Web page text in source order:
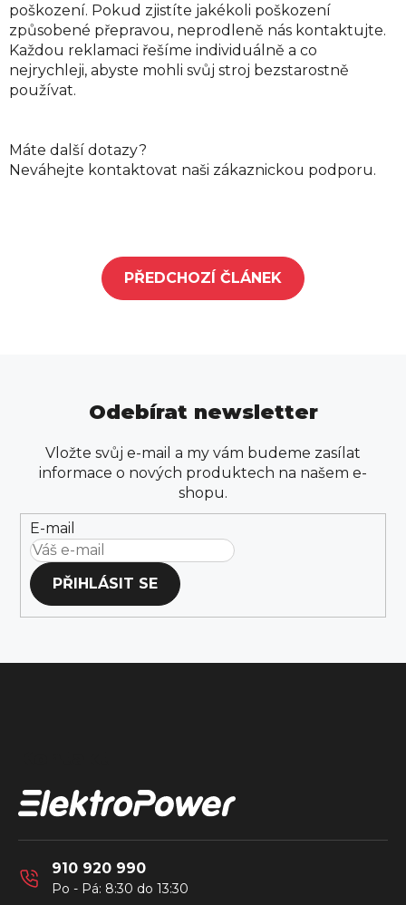
poškození. Pokud zjistíte jakékoli poškození
způsobené přepravou, neprodleně nás kontaktujte.
Každou reklamaci řešíme individuálně a co
nejrychleji, abyste mohli svůj stroj bezstarostně
používat.
Máte další dotazy?
Neváhejte kontaktovat naši zákaznickou podporu.
PŘEDCHOZÍ ČLÁNEK
Odebírat newsletter
Vložte svůj e-mail a my vám budeme zasílat
informace o nových produktech na našem e-
shopu.
E-mail
PŘIHLÁSIT SE
910 920 990